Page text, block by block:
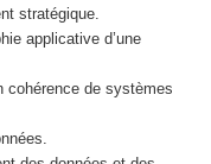
stratégique.
applicative d’une
cohérence de systèmes